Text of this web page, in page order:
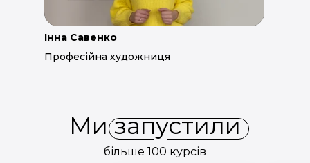
Інна Савенко
Професійна художниця
Ми запустили
більше 100 курсів